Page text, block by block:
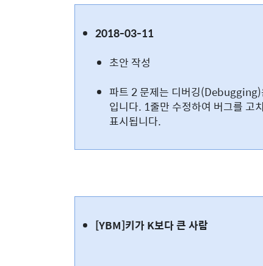
2018-03-11
초안 작성
파트 2 문제는 디버깅(Debugging)
입니다. 1줄만 수정하여 버그를 고
표시됩니다.
[YBM]키가 K보다 큰 사람